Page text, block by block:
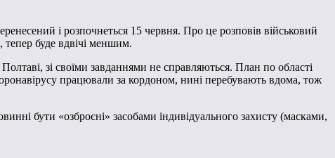
і розпочнеться 15 червня. Про це розповів військовий
тепер буде вдвічі меншим.
зі своїми завданнями не справляються. План по області
працювали за кордоном, нині перебувають вдома, тож
бути «озброєні» засобами індивідуального захисту (масками,